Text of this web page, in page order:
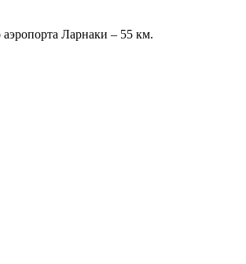
Ларнаки – 55 км.